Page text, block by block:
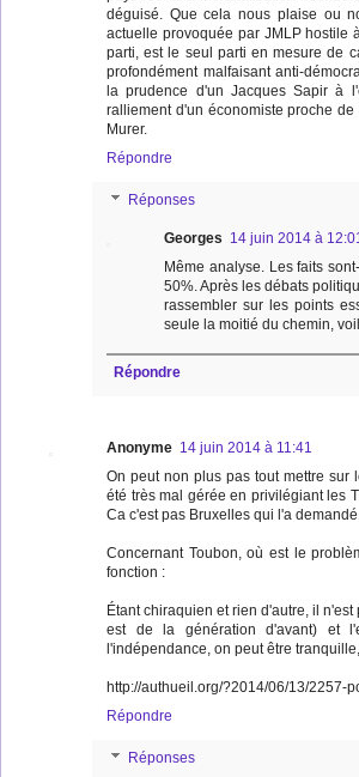
déguisé. Que cela nous plaise ou
actuelle provoquée par JMLP hostile
parti, est le seul parti en mesure de
profondément malfaisant anti-
la prudence d'un Jacques Sapir à
ralliement d'un économiste proche
Murer.
Répondre
Réponses
Georges 14 juin 2014 à
Même analyse. Les faits
50%. Après les débats
rassembler sur les points
seule la moitié du chemin,
Répondre
Anonyme 14 juin 2014 à 11:41
On peut non plus pas tout mettre
été très mal gérée en privilégiant les
Ca c'est pas Bruxelles qui l'a
Concernant Toubon, où est le
fonction :
Étant chiraquien et rien d'autre, il
est de la génération d'avant) et
l'indépendance, on peut être
http://authueil.org/?2014/06/13/2257-
Répondre
Réponses